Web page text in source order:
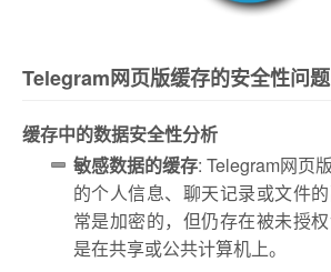
Telegram网页版缓存的安全性问题
缓存中的数据安全性分析
敏感数据的缓存: Telegram网页
的个人信息、聊天记录或文件
常是加密的，但仍存在被未授
是在共享或公共计算机上。